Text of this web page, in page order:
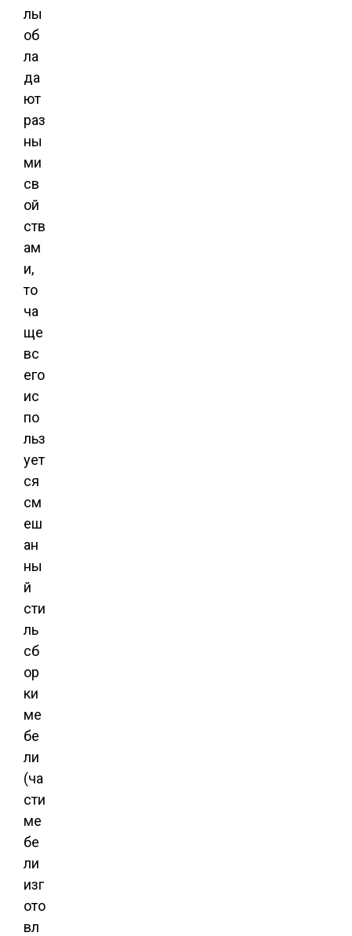
лы
об
ла
да
ют
раз
ны
ми
св
ой
ств
ам
и,
то
ча
ще
вс
его
ис
по
льз
ует
ся
см
еш
ан
ны
й
сти
ль
сб
ор
ки
ме
бе
ли
(ча
сти
ме
бе
ли
изг
ото
вл